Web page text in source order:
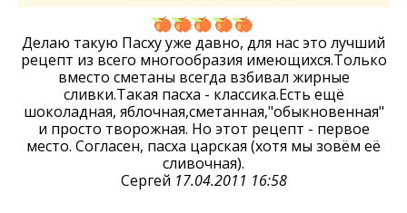
Делаю такую Пасху уже давно, для нас это лучший
рецепт из всего многообразия имеющихся.Только
вместо сметаны всегда взбивал жирные
сливки.Такая пасха - классика.Есть ещё
шоколадная, яблочная,сметанная,"обыкновенная"
и просто творожная. Но этот рецепт - первое
место. Согласен, пасха царская (хотя мы зовём её
сливочная).
Сергей 17.04.2011 16:58